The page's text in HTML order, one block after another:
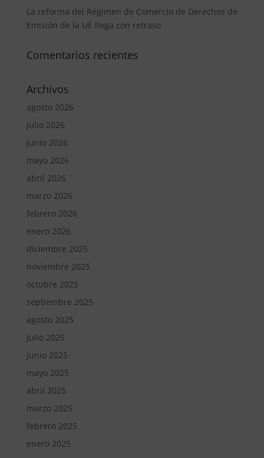
La reforma del Régimen de Comercio de Derechos de
Emisión de la UE llega con retraso
Comentarios recientes
Archivos
agosto 2026
julio 2026
junio 2026
mayo 2026
abril 2026
marzo 2026
febrero 2026
enero 2026
diciembre 2025
noviembre 2025
octubre 2025
septiembre 2025
agosto 2025
julio 2025
junio 2025
mayo 2025
abril 2025
marzo 2025
febrero 2025
enero 2025